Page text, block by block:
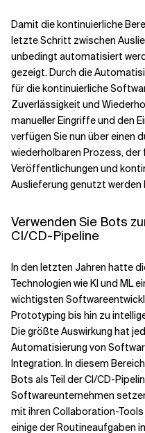
Damit die kontinuierliche
letzte Schritt zwischen
unbedingt automatisiert
gezeigt. Durch die
für die kontinuierliche
Zuverlässigkeit und
manueller Eingriffe und den
verfügen Sie nun über einen
wiederholbaren Prozess, der
Veröffentlichungen und
Auslieferung genutzt werden
Verwenden Sie Bots
CI/CD-Pipeline
In den letzten Jahren hatte
Technologien wie KI und ML
wichtigsten
Prototyping bis hin zu
Die größte Auswirkung hat
Automatisierung von
Integration. In diesem
Bots als Teil der CI/CD-
Softwareunternehmen
mit ihren Collaboration-Tools
einige der Routineaufgaben